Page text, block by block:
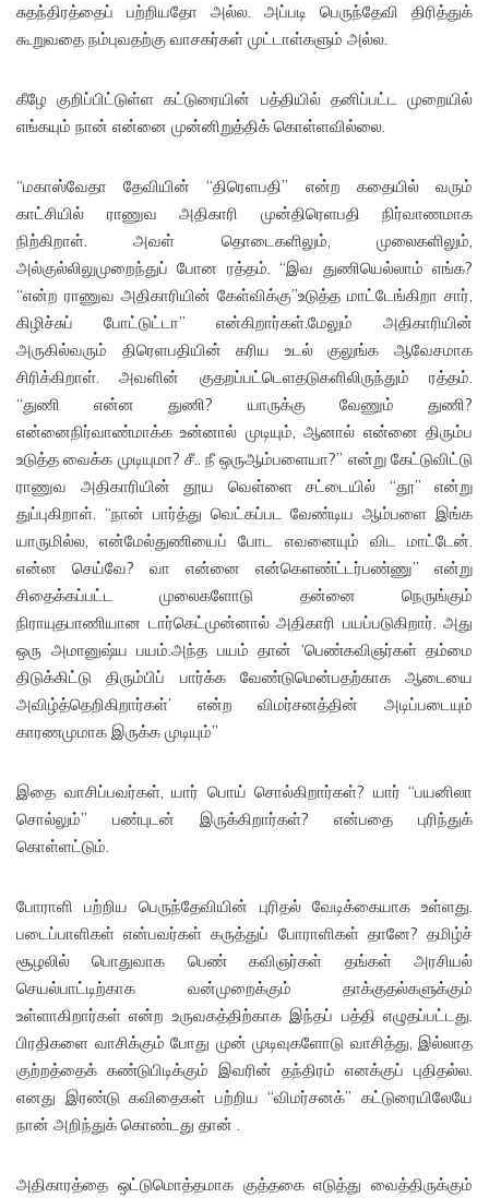
சுதந்திரத்தைப் பற்றியதோ அல்ல. அப்படி பெருந்தேவி திரித்துக்
கூறுவதை நம்புவதற்கு வாசகர்கள் முட்டாள்களும் அல்ல.
கீழே குறிப்பிட்டுள்ள கட்டுரையின் பத்தியில் தனிப்பட்ட முறையில்
எங்கயும் நான் என்னை முன்னிறுத்திக் கொள்ளவில்லை.
“மகாஸ்வேதா தேவியின் “திரெளபதி” என்ற கதையில் வரும்
காட்சியில் ராணுவ அதிகாரி முன்திரெளபதி நிர்வாணமாக
நிற்கிறாள். அவள் தொடைகளிலும், முலைகளிலும்,
அல்குல்லிலுமுறைந்துப் போன ரத்தம். “இவ துணியெல்லாம் எங்க?
“என்ற ராணுவ அதிகாரியின் கேள்விக்கு”உடுத்த மாட்டேங்கிறா சார்,
கிழிச்சுப் போட்டுட்டா” என்கிறார்கள்.மேலும் அதிகாரியின்
அருகில்வரும் திரெளபதியின் கரிய உடல் குலுங்க ஆவேசமாக
சிரிக்கிறாள். அவளின் குதறப்பட்டெளதடுகளிலிருந்தும் ரத்தம்.
“துணி என்ன துணி? யாருக்கு வேணும் துணி?
என்னைநிர்வாண்மாக்க உன்னால் முடியும், ஆனால் என்னை திரும்ப
உடுத்த வைக்க முடியுமா? சீ.. நீ ஒருஆம்பளையா?” என்று கேட்டுவிட்டு
ராணுவ அதிகாரியின் தூய வெள்ளை சட்டையில் “தூ” என்று
துப்புகிறாள். “நான் பார்த்து வெட்கப்பட வேண்டிய ஆம்பளை இங்க
யாருமில்ல, என்மேல்துணியைப் போட எவனையும் விட மாட்டேன்.
என்ன செய்வே? வா என்னை என்கெளண்ட்டர்பண்ணு” என்று
சிதைக்கப்பட்ட முலைகளோடு தன்னை நெருங்கும்
நிராயுதபாணியான டார்கெட்முன்னால் அதிகாரி பயப்படுகிறார். அது
ஒரு அமானுஷ்ய பயம்.அந்த பயம் தான் ‘பெண்கவிஞர்கள் தம்மை
திடுக்கிட்டு திரும்பிப் பார்க்க வேண்டுமென்பதற்காக ஆடையை
அவிழ்த்தெறிகிறார்கள்’ என்ற விமர்சனத்தின் அடிப்படையும்
காரணமுமாக இருக்க முடியும்”
இதை வாசிப்பவர்கள், யார் பொய் சொல்கிறார்கள்? யார் “பயனிலா
சொல்லும்” பண்புடன் இருக்கிறார்கள்? என்பதை புரிந்துக்
கொள்ளட்டும்.
போராளி பற்றிய பெருந்தேவியின் புரிதல் வேடிக்கையாக உள்ளது.
படைப்பாளிகள் என்பவர்கள் கருத்துப் போராளிகள் தானே? தமிழ்ச்
சூழலில் பொதுவாக பெண் கவிஞர்கள் தங்கள் அரசியல்
செயல்பாட்டிற்காக வன்முறைக்கும் தாக்குதல்களுக்கும்
உள்ளாகிறார்கள் என்ற உருவகத்திற்காக இந்தப் பத்தி எழுதப்பட்டது.
பிரதிகளை வாசிக்கும் போது முன் முடிவுகளோடு வாசித்து, இல்லாத
குற்றத்தைக் கண்டுபிடிக்கும் இவரின் தந்திரம் எனக்குப் புதிதல்ல.
எனது இரண்டு கவிதைகள் பற்றிய “விமர்சனக்” கட்டுரையிலேயே
நான் அறிந்துக் கொண்டது தான் .
அதிகாரத்தை ஒட்டுமொத்தமாக குத்தகை எடுத்து வைத்திருக்கும்